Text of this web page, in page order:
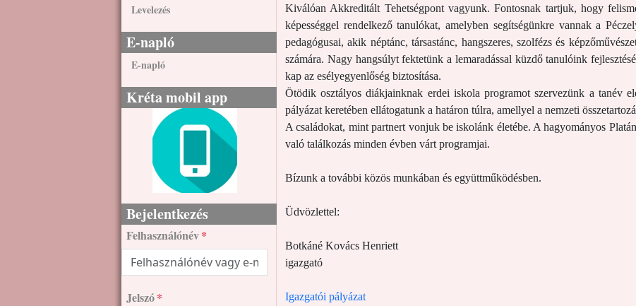
Levelezés
E-napló
E-napló
Kréta mobil app
Bejelentkezés
Felhasználónév
Jelszó
Kiválóan Akkreditált Tehetségpont vagyunk. Fontosnak tartjuk, hogy
képességgel rendelkező tanulókat, amelyben segítségünkre vannak a
pedagógusai, akik néptánc, társastánc, hangszeres, szolfézs és
számára. Nagy hangsúlyt fektetünk a lemaradással küzdő tanulóink
kap az esélyegyenlőség biztosítása.
Ötödik osztályos diákjainknak erdei iskola programot szervezünk a tanév
pályázat keretében ellátogatunk a határon túlra, amellyel a nemzeti
A családokat, mint partnert vonjuk be iskolánk életébe. A hagyományos
való találkozás minden évben várt programjai.
Bízunk a további közös munkában és együttműködésben.
Üdvözlettel:
Botkáné Kovács Henriett
igazgató
Igazgatói pályázat